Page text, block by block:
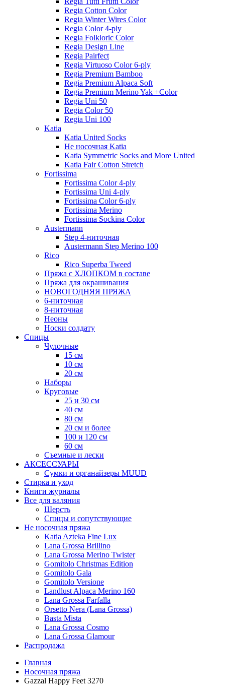
Regia Cotton Color
Regia Winter Wires Color
Regia Color 4-ply
Regia Folkloric Color
Regia Design Line
Regia Pairfect
Regia Virtuoso Color 6-ply
Regia Premium Bamboo
Regia Premium Alpaca Soft
Regia Premium Merino Yak +Color
Regia Uni 50
Regia Color 50
Regia Uni 100
Katia
Katia United Socks
Не носочная Katia
Katia Symmetric Socks and More United
Katia Fair Cotton Stretch
Fortissima
Fortissima Color 4-ply
Fortissima Uni 4-ply
Fortissima Color 6-ply
Fortissima Merino
Fortissima Sockina Color
Austermann
Step 4-ниточная
Austermann Step Merino 100
Rico
Rico Superba Tweed
Пряжа с ХЛОПКОМ в составе
Пряжа для окрашивания
НОВОГОДНЯЯ ПРЯЖА
6-ниточная
8-ниточная
Неоны
Носки солдату
Спицы
Чулочные
15 см
10 см
20 см
Наборы
Круговые
25 и 30 см
40 см
80 см
20 см и более
100 и 120 см
60 см
Съемные и лески
АКСЕССУАРЫ
Сумки и органайзеры MUUD
Стирка и уход
Книги журналы
Все для валяния
Шерсть
Спицы и сопутствующие
Не носочная пряжа
Katia Azteka Fine Lux
Lana Grossa Brillino
Lana Grossa Merino Twister
Gomitolo Christmas Edition
Gomitolo Gala
Gomitolo Versione
Landlust Alpaca Merino 160
Lana Grossa Farfalla
Orsetto Nera (Lana Grossa)
Basta Mista
Lana Grossa Cosmo
Lana Grossa Glamour
Распродажа
Главная
Носочная пряжа
Gazzal Happy Feet 3270